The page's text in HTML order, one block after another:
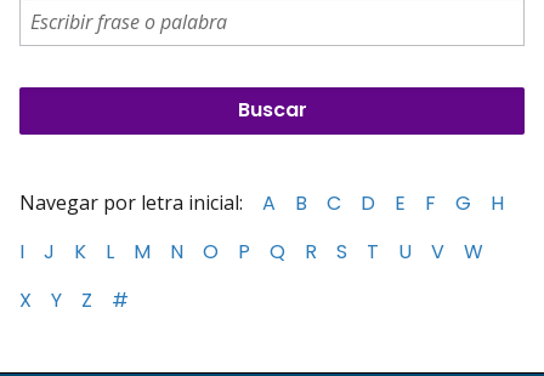
Navegar por letra inicial: A B C D E F G
H
I
J K L M N O P Q R S T U V
W
X
Y Z #